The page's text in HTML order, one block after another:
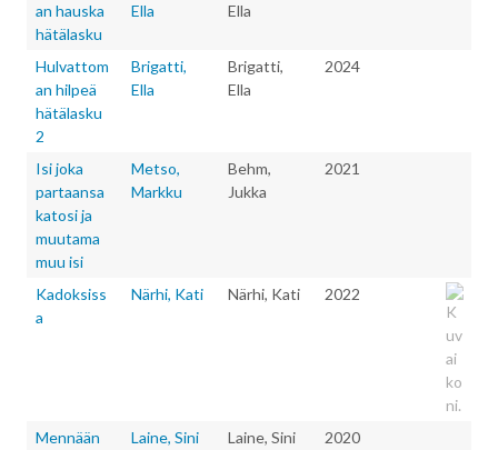
an hauska
hätälasku
Ella
Ella
Hulvattom
an hilpeä
hätälasku
2
Brigatti,
Ella
Brigatti,
Ella
2024
Isi joka
partaansa
katosi ja
muutama
muu isi
Metso,
Markku
Behm,
Jukka
2021
Kadoksiss
a
Närhi, Kati Närhi, Kati 2022
Mennään
Laine, Sini Laine, Sini 2020